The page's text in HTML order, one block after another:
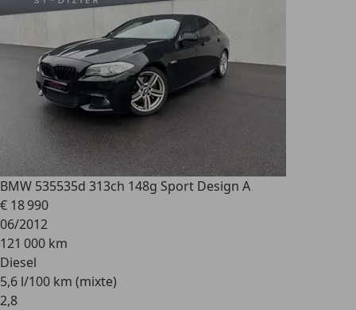
BMW 535535d 313ch 148g Sport Design A
€ 18 990
06/2012
121 000 km
Diesel
5,6 l/100 km (mixte)
2,8